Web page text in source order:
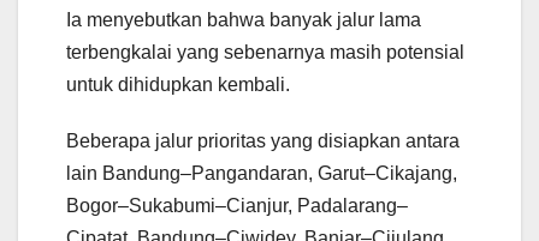
Ia menyebutkan bahwa banyak jalur lama
terbengkalai yang sebenarnya masih potensial
untuk dihidupkan kembali.
Beberapa jalur prioritas yang disiapkan antara
lain Bandung–Pangandaran, Garut–Cikajang,
Bogor–Sukabumi–Cianjur, Padalarang–